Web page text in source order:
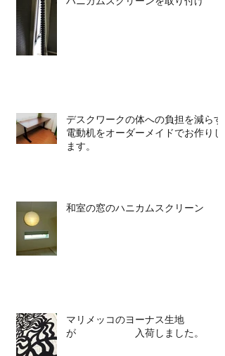
デスクワークの体への負担を減らす
電動机をオーダーメイドでお作りし
ます。
和室の窓のハニカムスクリーン
マリメッコのヨーナス生地
が 入荷しました。